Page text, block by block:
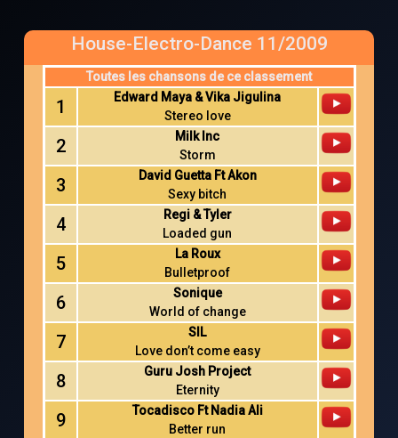
House-Electro-Dance 11/2009
Toutes les chansons de ce classement
1
Edward Maya & Vika Jigulina
Stereo love
2
Milk Inc
Storm
3
David Guetta Ft Akon
Sexy bitch
4
Regi & Tyler
Loaded gun
5
La Roux
Bulletproof
6
Sonique
World of change
7
SIL
Love don’t come easy
8
Guru Josh Project
Eternity
9
Tocadisco Ft Nadia Ali
Better run